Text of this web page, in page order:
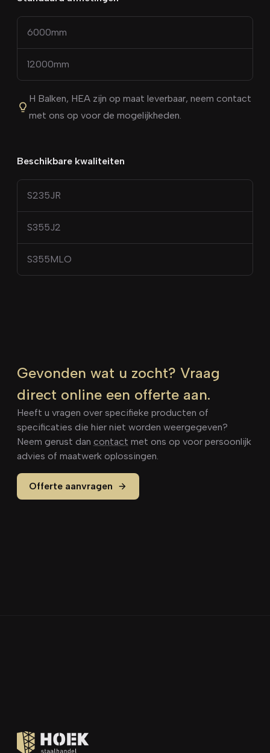
6000mm
12000mm
H Balken, HEAzijn op maat leverbaar, neem contact
met ons op voor de mogelijkheden.
Beschikbare kwaliteiten
S235JR
S355J2
S355MLO
Gevonden wat u zocht? Vraag
direct online een offerte aan.
Heeft u vragen over specifieke producten of
specificaties die hier niet worden weergegeven?
Neem gerust dan contact met ons op voor persoonlijk
advies of maatwerk oplossingen.
Offerte aanvragen